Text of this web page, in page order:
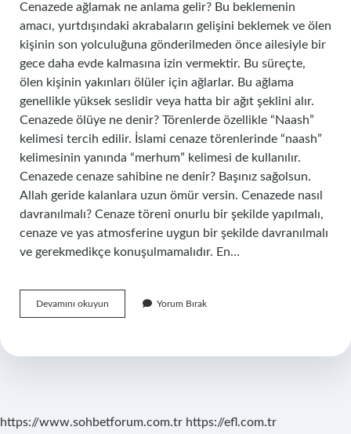
Cenazede ağlamak ne anlama gelir? Bu beklemenin
amacı, yurtdışındaki akrabaların gelişini beklemek ve ölen
kişinin son yolculuğuna gönderilmeden önce ailesiyle bir
gece daha evde kalmasına izin vermektir. Bu süreçte,
ölen kişinin yakınları ölüler için ağlarlar. Bu ağlama
genellikle yüksek seslidir veya hatta bir ağıt şeklini alır.
Cenazede ölüye ne denir? Törenlerde özellikle “Naash”
kelimesi tercih edilir. İslami cenaze törenlerinde “naash”
kelimesinin yanında “merhum” kelimesi de kullanılır.
Cenazede cenaze sahibine ne denir? Başınız sağolsun.
Allah geride kalanlara uzun ömür versin. Cenazede nasıl
davranılmalı? Cenaze töreni onurlu bir şekilde yapılmalı,
cenaze ve yas atmosferine uygun bir şekilde davranılmalı
ve gerekmedikçe konuşulmamalıdır. En…
Devamını okuyun Cenazede
Ağlayanlara
Yorum Bırak
https://www.sohbetforum.com.tr https://efl.com.tr